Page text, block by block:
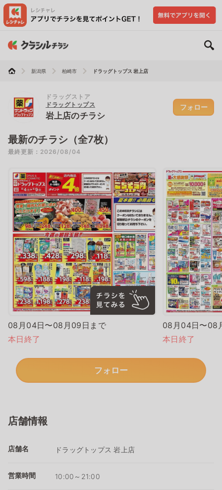
新潟県 柏崎市 ドラッグトップス 岩上店
ドラッグストア
ドラッグトップス
岩上店のチラシ
フォロー
最新のチラシ（全7枚）
最終更新：2026/08/04
08月04日〜08月09日まで
本日終了
08月04日〜08
本日終了
フォロー
店舗情報
店舗名 ドラッグトップス 岩上店
営業時間 10:00～21:00